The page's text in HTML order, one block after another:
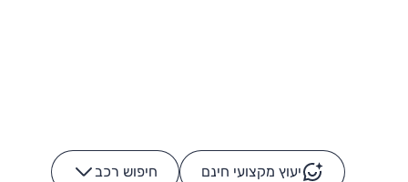
יעוץ מקצועי חינם חיפוש רכב -